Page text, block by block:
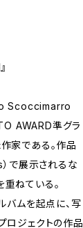
Scoccimarro
AWARD準グラ
家である。作品
で展示されるな
ねている。
バムを起点に、写
ロジェクトの作品